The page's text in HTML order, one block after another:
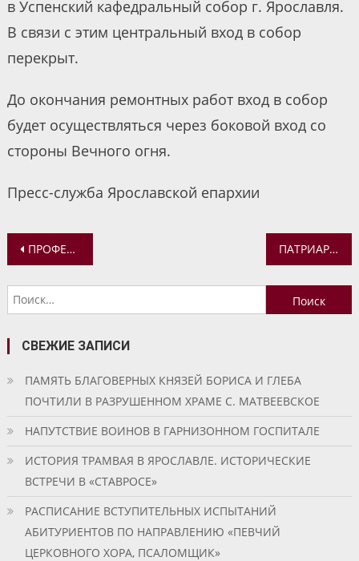
в Успенский кафедральный собор г. Ярославля.
В связи с этим центральный вход в собор
перекрыт.
До окончания ремонтных работ вход в собор
будет осуществляться через боковой вход со
стороны Вечного огня.
Пресс-служба Ярославской епархии
Навигация
по
записям
ПРОФЕССИОНАЛЬНЫЙ ПРАЗДНИК ОТМЕТИЛИ НА КАФЕДРЕ ТЕОЛОГИИ ПАТРИАРШЕЕ ПОЗДРАВЛЕНИЕ МИТРОПОЛИТУ ЯРОСЛАВСКОМУ И РОСТОВСКОМУ ВАДИМУ С 70-ЛЕТИЕМ СО ДНЯ РОЖДЕНИЯ
Найти:
СВЕЖИЕ ЗАПИСИ
ПАМЯТЬ БЛАГОВЕРНЫХ КНЯЗЕЙ БОРИСА И ГЛЕБА
ПОЧТИЛИ В РАЗРУШЕННОМ ХРАМЕ С. МАТВЕЕВСКОЕ
НАПУТСТВИЕ ВОИНОВ В ГАРНИЗОННОМ ГОСПИТАЛЕ
ИСТОРИЯ ТРАМВАЯ В ЯРОСЛАВЛЕ. ИСТОРИЧЕСКИЕ
ВСТРЕЧИ В «СТАВРОСЕ»
РАСПИСАНИЕ ВСТУПИТЕЛЬНЫХ ИСПЫТАНИЙ
АБИТУРИЕНТОВ ПО НАПРАВЛЕНИЮ «ПЕВЧИЙ
ЦЕРКОВНОГО ХОРА, ПСАЛОМЩИК»